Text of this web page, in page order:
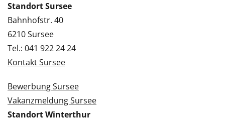
Standort Sursee
Bahnhofstr. 40
6210 Sursee
Tel.: 041 922 24 24
Kontakt Sursee
Bewerbung Sursee
Vakanzmeldung Sursee
Standort Winterthur